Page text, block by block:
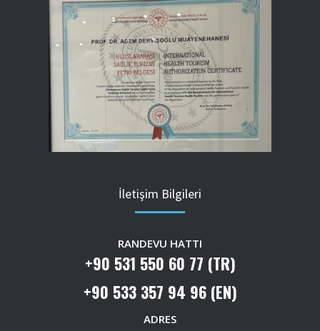
İletişim Bilgileri
RANDEVU HATTI
+90 531 550 60 77 (TR)
+90 533 357 94 96 (EN)
ADRES